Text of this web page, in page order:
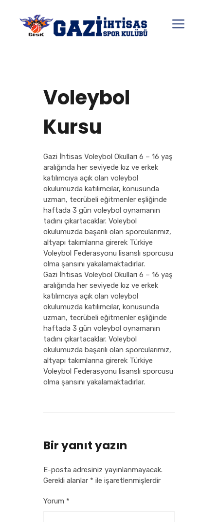
Voleybol
Kursu
Gazi İhtisas Voleybol Okulları 6 – 16 yaş
aralığında her seviyede kız ve erkek
katılımcıya açık olan voleybol
okulumuzda katılımcılar, konusunda
uzman, tecrübeli eğitmenler eşliğinde
haftada 3 gün voleybol oynamanın
tadını çıkartacaklar. Voleybol
okulumuzda başarılı olan sporcularımız,
altyapı takımlarına girerek Türkiye
Voleybol Federasyonu lisanslı sporcusu
olma şansını yakalamaktadırlar.
Gazi İhtisas Voleybol Okulları 6 – 16 yaş
aralığında her seviyede kız ve erkek
katılımcıya açık olan voleybol
okulumuzda katılımcılar, konusunda
uzman, tecrübeli eğitmenler eşliğinde
haftada 3 gün voleybol oynamanın
tadını çıkartacaklar. Voleybol
okulumuzda başarılı olan sporcularımız,
altyapı takımlarına girerek Türkiye
Voleybol Federasyonu lisanslı sporcusu
olma şansını yakalamaktadırlar.
Bir yanıt yazın
E-posta adresiniz yayınlanmayacak.
Gerekli alanlar * ile işaretlenmişlerdir
Yorum *